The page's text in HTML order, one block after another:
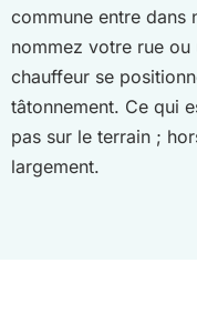
commune entre dans
nommez votre rue
chauffeur se
tâtonnement. Ce qui
pas sur le terrain ;
largement.